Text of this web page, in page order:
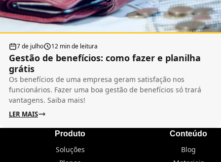
7 de julho 12 min de leitura
Gestão de benefícios: como fazer e planilha
grátis
Os benefícios de uma empresa geram satisfação nos
funcionários. Fazer uma boa gestão de benefícios só trará
vantagens. Saiba mais!
LER MAIS
Produto
Soluções
Conteúdo
Blog